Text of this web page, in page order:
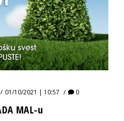
01/10/2021 | 10:57 0
MAL-u